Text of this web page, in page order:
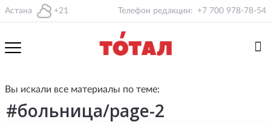
Астана +21 Телефон редакции: +7 700 978-78-54
Вы искали все материалы по теме: